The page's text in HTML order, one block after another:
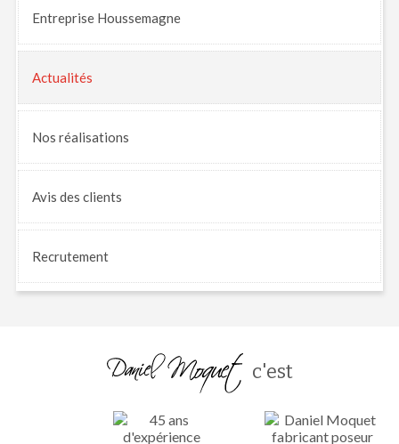
Entreprise Houssemagne
Actualités
Nos réalisations
Avis des clients
Recrutement
c'est